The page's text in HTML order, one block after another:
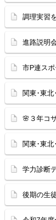
調理実習
進路説明
市P連ス
関東･東
🌸３年コ
関東･東
学力診断
後期の生